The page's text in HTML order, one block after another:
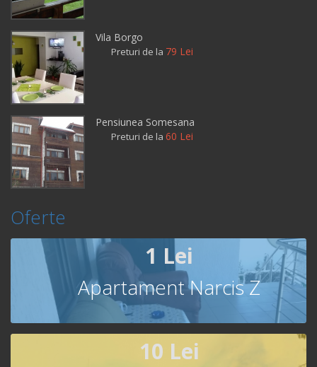
Vila Borgo
Preturi de la 79 Lei
Pensiunea Somesana
Preturi de la 60 Lei
Oferte
1 Lei
Apartament Narcis Z
10 Lei